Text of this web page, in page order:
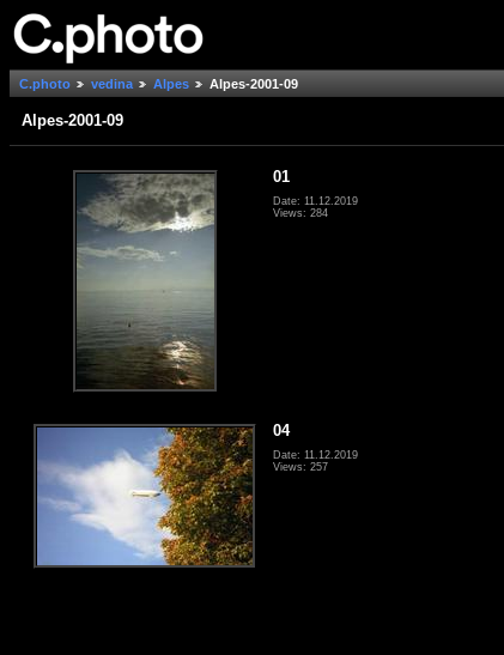
C.photo vedina Alpes Alpes-2001-09
Alpes-2001-09
01
Date: 11.12.2019
Views: 284
04
Date: 11.12.2019
Views: 257